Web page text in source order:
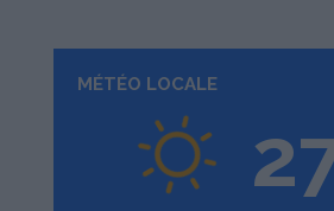
MÉTÉO LOCALE